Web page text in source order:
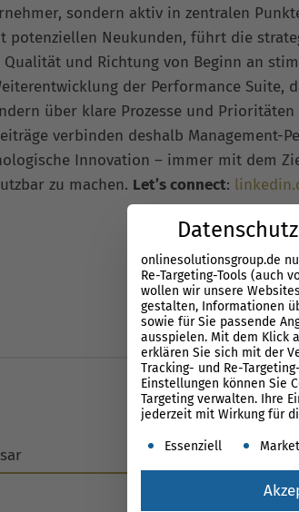
sondern aktiv in zentralen
potenziellen Neukunden, führt die
und Richtung von Beginn an
der Performance Suite,
über klare Prozesse und
verbinden deshalb Management-
Innovation – immer mit dem
zu machen. Let’s connect:
onlinesolutionsgroup.de
Re-Targeting-Tools (auch
wollen wir unsere
gestalten, Informationen
sowie für Sie passende
ausspielen. Mit dem Klick
erklären Sie sich mit der
Tracking- und Re-
Einstellungen können Sie
Targeting verwalten. Ihre
jederzeit mit Wirkung für
Es folgt eine Liste
Essenziell